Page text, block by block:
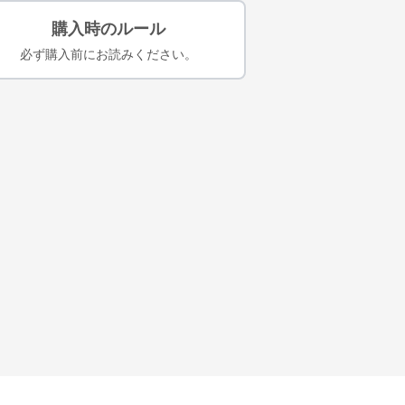
購入時のルール
必ず購入前にお読みください。